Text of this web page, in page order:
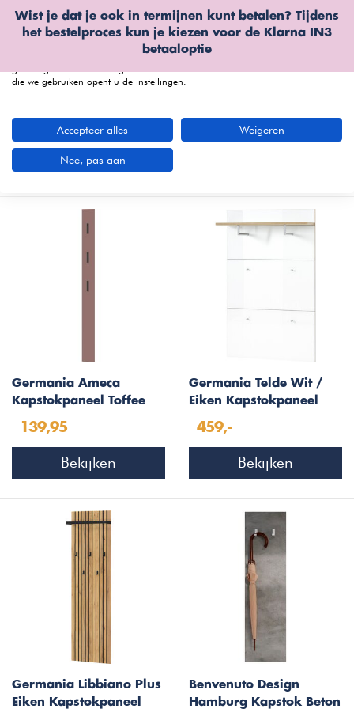
Wist je dat je ook in termijnen kunt betalen? Tijdens
het bestelproces kun je kiezen voor de Klarna IN3
betaaloptie
Kapstokken bij Furnea (16 artikelen)
Filters
Germania Ameca
Kapstokpaneel Toffee
139,95
Bekijken
Germania Telde Wit /
Eiken Kapstokpaneel
459,-
Bekijken
Germania Libbiano Plus
Eiken Kapstokpaneel
Benvenuto Design
Hamburg Kapstok Beton
Wij gebruiken cookies
We kunnen deze plaatsen voor analyse van onze bezoekersgegevens, om
onze website te verbeteren, gepersonaliseerde inhoud te tonen en om u een
die we gebruiken opent u de instellingen.
Accepteer alles Weigeren
Nee, pas aan